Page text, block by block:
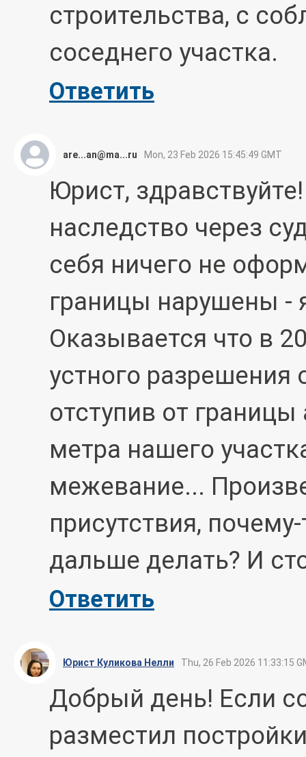
строительства, с
соседнего участка.
Ответить
are...an@ma...ru Mon, 23 Feb 2026 15:45:49 GMT
Юрист,
наследство через
себя ничего не
границы нарушены -
Оказывается что в
устного разрешения
отступив от
метра нашего
межевание...
присутствия,
дальше делать? И
Ответить
Юрист Куликова Нелли Thu, 26 Feb 2026 11:33:15
Добрый день! Если
разместил